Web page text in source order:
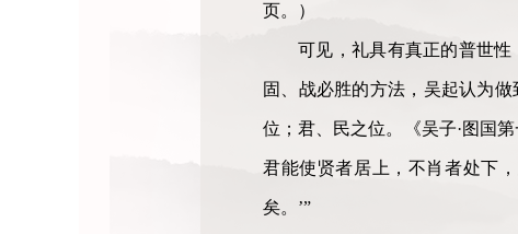
页。）
可见，礼具有真正的普世
固、战必胜的方法，吴起认为
位；君、民之位。《吴子·图国
君能使贤者居上，不肖者处下
矣。’”